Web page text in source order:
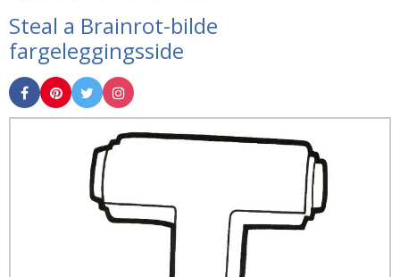
Steal a Brainrot-bilde
fargeleggingsside